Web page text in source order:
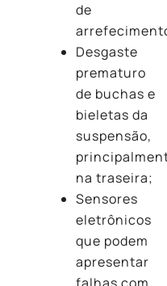
de
Desgaste
prematuro
de buchas e
bieletas da
suspensão,
na traseira;
Sensores
eletrônicos
que podem
apresentar